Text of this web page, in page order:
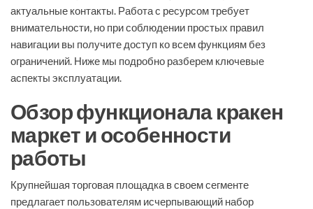
актуальные контакты. Работа с ресурсом требует
внимательности, но при соблюдении простых правил
навигации вы получите доступ ко всем функциям без
ограничений. Ниже мы подробно разберем ключевые
аспекты эксплуатации.
Обзор функционала кракен
маркет и особенности
работы
Крупнейшая торговая площадка в своем сегменте
предлагает пользователям исчерпывающий набор